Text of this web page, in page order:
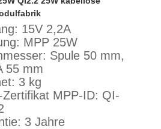
15V 2,2A
MPP 25W
Spule 50 mm,
55 mm
3 kg
Zertifikat MPP-ID: QI-
3 Jahre